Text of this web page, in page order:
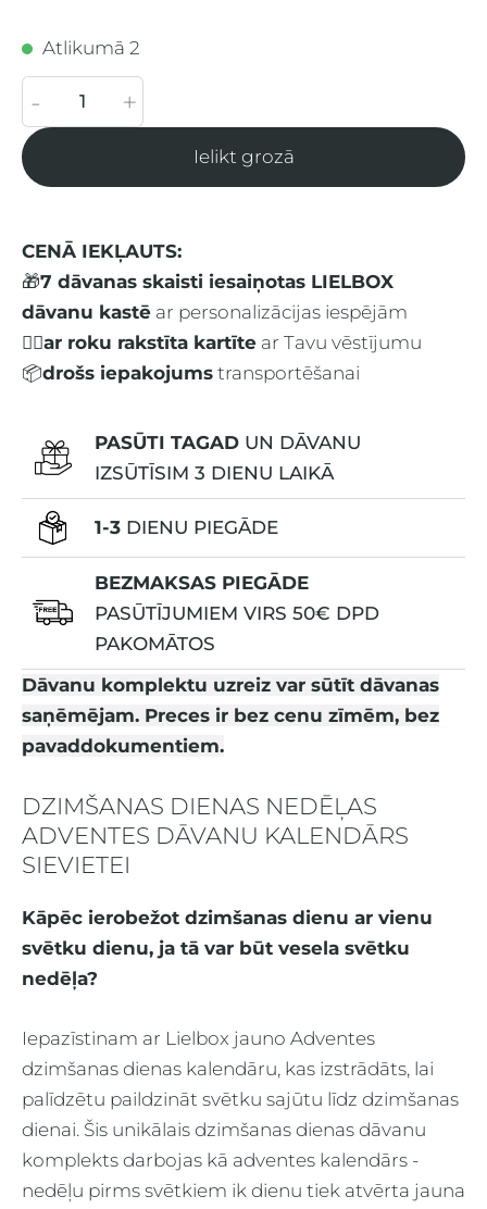
Atlikumā 2
- +
Ielikt grozā
CENĀ IEKĻAUTS:
🎁7 dāvanas skaisti iesaiņotas LIELBOX
dāvanu kastē ar personalizācijas iespējām
✍🏻ar roku rakstīta kartīte ar Tavu vēstījumu
📦drošs iepakojums transportēšanai
PASŪTI TAGADUN DĀVANU
IZSŪTĪSIM 3 DIENU LAIKĀ
1-3 DIENU PIEGĀDE
BEZMAKSAS PIEGĀDE
PASŪTĪJUMIEM VIRS 50€ DPD
PAKOMĀTOS
Dāvanu komplektu uzreiz var sūtīt dāvanas
saņēmējam. Preces ir bez cenu zīmēm, bez
pavaddokumentiem.
DZIMŠANAS DIENAS NEDĒĻAS
ADVENTES DĀVANU KALENDĀRS
SIEVIETEI
Kāpēc ierobežot dzimšanas dienu ar vienu
svētku dienu, ja tā var būt vesela svētku
nedēļa?
Iepazīstinam ar Lielbox jauno Adventes
dzimšanas dienas kalendāru, kas izstrādāts, lai
palīdzētu paildzināt svētku sajūtu līdz dzimšanas
dienai. Šis unikālais dzimšanas dienas dāvanu
komplekts darbojas kā adventes kalendārs -
nedēļu pirms svētkiem ik dienu tiek atvērta jauna